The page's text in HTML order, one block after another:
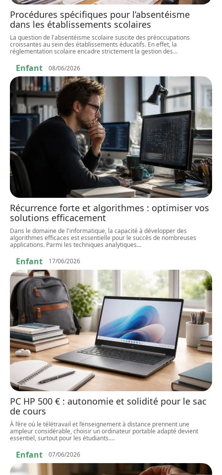
Procédures spécifiques pour l’absentéisme
dans les établissements scolaires
La question de l'absentéisme scolaire suscite des préoccupations
croissantes au sein des établissements éducatifs. En effet, la
réglementation scolaire encadre strictement la gestion des…
Enfant 08/06/2026
Récurrence forte et algorithmes : optimiser vos
solutions efficacement
Dans le domaine de l'informatique, la capacité à développer des
algorithmes efficaces est essentielle pour le succès de nombreuses
applications. Parmi les techniques analytiques…
Enfant 17/06/2026
PC HP 500 € : autonomie et solidité pour le sac
de cours
À l’ère où le télétravail et l’enseignement à distance prennent une
ampleur considérable, choisir un ordinateur portable adapté devient
essentiel, surtout pour les étudiants.…
Enfant 07/06/2026